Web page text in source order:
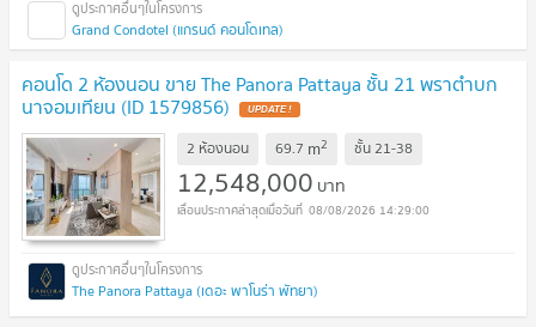
Grand Condotel (แกรนด์ คอนโดเทล)
คอนโด 2 ห้องนอน ขาย The Panora Pattaya ชั้น 21 พราตำบก
นาจอมเทียน (ID 1579856) UPDATE !
2 ห้องนอน 69.7 m2 ชั้น21-38
12,548,000 บาท
08/08/2026 14:29:00
The Panora Pattaya (เดอะ พาโนร่า พัทยา)